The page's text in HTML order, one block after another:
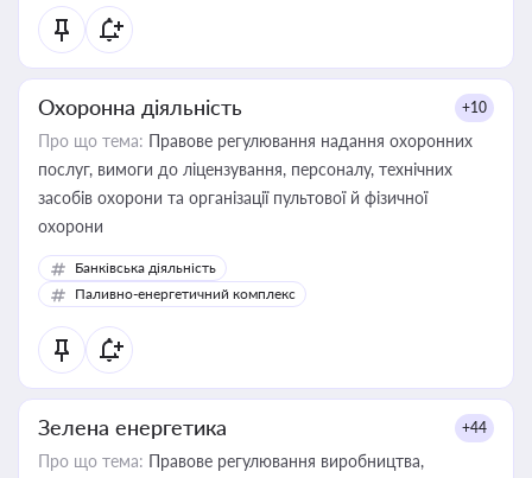
Охоронна діяльність +10
Про що тема: Правове регулювання надання охоронних
послуг, вимоги до ліцензування, персоналу, технічних
засобів охорони та організації пультової й фізичної
охорони
Банківська діяльність
Паливно-енергетичний комплекс
Зелена енергетика +44
Про що тема: Правове регулювання виробництва,